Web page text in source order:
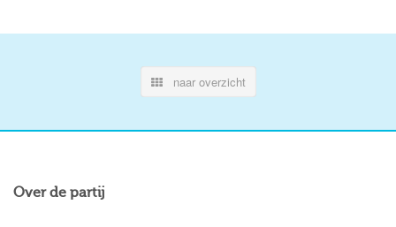
naar overzicht
Over de partij